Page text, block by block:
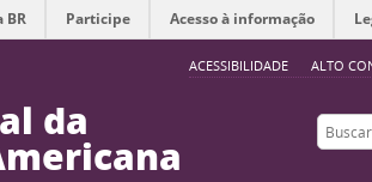
ACESSIBILIDADE ALTO
BR Participe Acesso à informação
da Buscar